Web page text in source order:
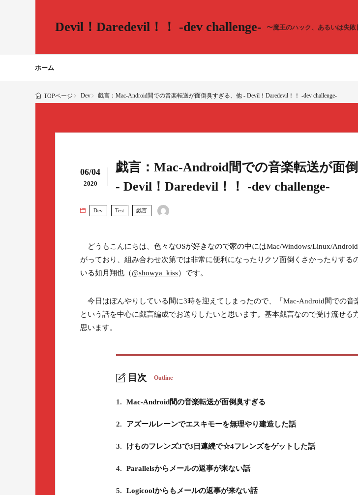
Devil！Daredevil！！ -dev challenge- 〜魔王のハック、あるいは失敗
ホーム
TOPページ Dev 戯言：Mac-Android間での音楽転送が面倒臭すぎる、他 - Devil！Daredevil！！ -dev challenge-
06/04
2020
戯言：Mac-Android間での音楽転送が面
- Devil！Daredevil！！ -dev challenge-
Dev Test 戯言
どうもこんにちは、色々なOSが好きなので家の中にはMac/Windows/Linux/
がっており、組み合わせ次第では非常に便利になったりクソ面倒くさかったりする
いる如月翔也（@showya_kiss）です。
今日はぼんやりしている間に3時を迎えてしまったので、「Mac-Android間での音
という話を中心に戯言編成でお送りしたいと思います。基本戯言なので受け流せる
思います。
目次 Outline
1. Mac-Android間の音楽転送が面倒臭すぎる
2. アズールレーンでエスキモーを無理やり建造した話
3. けものフレンズ3で3日連続で☆4フレンズをゲットした話
4. Parallelsからメールの返事が来ない話
5. Logicoolからもメールの返事が来ない話